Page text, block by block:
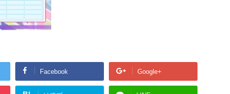
Facebook Google+